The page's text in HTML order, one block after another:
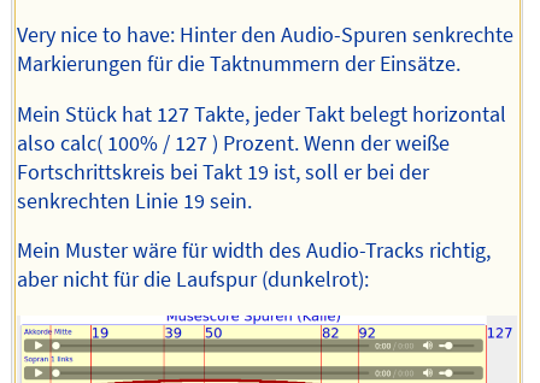
Very nice to have: Hinter den Audio-Spuren senkrechte
Markierungen für die Taktnummern der Einsätze.
Mein Stück hat 127 Takte, jeder Takt belegt horizontal
also calc( 100% / 127 ) Prozent. Wenn der weiße
Fortschrittskreis bei Takt 19 ist, soll er bei der
senkrechten Linie 19 sein.
Mein Muster wäre für width des Audio-Tracks richtig,
aber nicht für die Laufspur (dunkelrot):